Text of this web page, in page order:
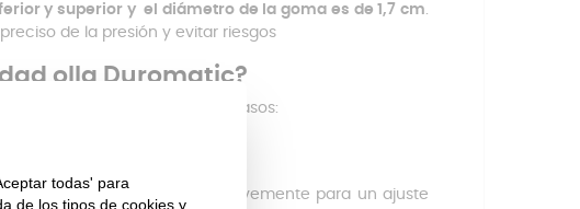
y superior y el diámetro de la goma es de 1,7 cm.
de la presión y evitar riesgos
olla Duromatic?
. Solo se deben seguir estos pasos:
de que se deslice suavemente para un ajuste